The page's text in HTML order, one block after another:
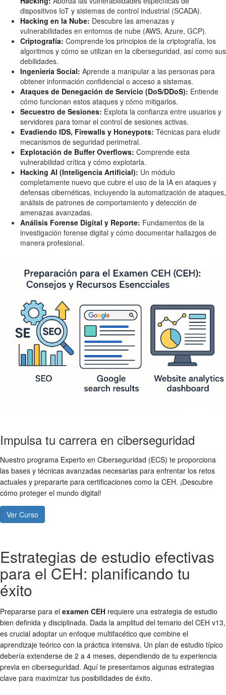
dispositivos IoT y sistemas de control industrial (SCADA).
Hacking en la Nube: Descubre las amenazas y
vulnerabilidades en entornos de nube (AWS, Azure, GCP).
Criptografía: Comprende los principios de la criptografía, los
algoritmos y cómo se utilizan en la ciberseguridad, así como sus
debilidades.
Ingeniería Social: Aprende a manipular a las personas para
obtener información confidencial o acceso a sistemas.
Ataques de Denegación de Servicio (DoS/DDoS): Entiende
cómo funcionan estos ataques y cómo mitigarlos.
Secuestro de Sesiones: Explota la confianza entre usuarios y
servidores para tomar el control de sesiones activas.
Evadiendo IDS, Firewalls y Honeypots: Técnicas para eludir
mecanismos de seguridad perimetral.
Explotación de Buffer Overflows: Comprende esta
vulnerabilidad crítica y cómo explotarla.
Hacking AI (Inteligencia Artificial): Un módulo
completamente nuevo que cubre el uso de la IA en ataques y
defensas cibernéticas, incluyendo la automatización de ataques,
análisis de patrones de comportamiento y detección de
amenazas avanzadas.
Análisis Forense Digital y Reporte: Fundamentos de la
investigación forense digital y cómo documentar hallazgos de
manera profesional.
Impulsa tu carrera en ciberseguridad
Nuestro programa Experto en Ciberseguridad (ECS) te proporciona
las bases y técnicas avanzadas necesarias para enfrentar los retos
actuales y prepararte para certificaciones como la CEH. ¡Descubre
cómo proteger el mundo digital!
Ver Curso
Estrategias de estudio efectivas
para el CEH: planificando tu
éxito
Prepararse para el examen CEH requiere una estrategia de estudio
bien definida y disciplinada. Dada la amplitud del temario del CEH v13,
es crucial adoptar un enfoque multifacético que combine el
aprendizaje teórico con la práctica intensiva. Un plan de estudio típico
debería extenderse de 2 a 4 meses, dependiendo de tu experiencia
previa en ciberseguridad. Aquí te presentamos algunas estrategias
clave para maximizar tus posibilidades de éxito.